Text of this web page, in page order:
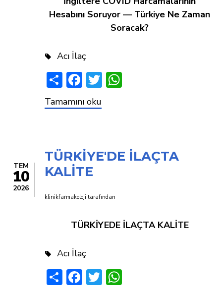
Hesabını Soruyor — Türkiye Ne Zaman
Soracak?
Acı İlaç
ShareFacebook
Twitter
COVID
HARCAMALARI
Tamamını oku
TEM
10
2026
TÜRKİYE'DE İLAÇTA
KALİTE
klinikfarmakoloji tarafından
TÜRKİYEDE İLAÇTA KALİTE
Acı İlaç
ShareFacebook
Twitter